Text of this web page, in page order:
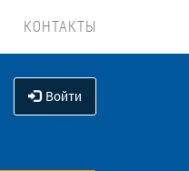
КОНТАКТЫ
Войти